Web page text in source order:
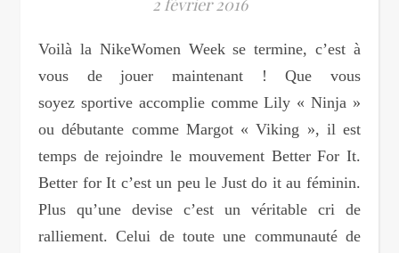
2 février 2016
Voilà la NikeWomen Week se termine, c’est à
vous de jouer maintenant ! Que vous
soyez sportive accomplie comme Lily « Ninja »
ou débutante comme Margot « Viking », il est
temps de rejoindre le mouvement Better For It.
Better for It c’est un peu le Just do it au féminin.
Plus qu’une devise c’est un véritable cri de
ralliement. Celui de toute une communauté de